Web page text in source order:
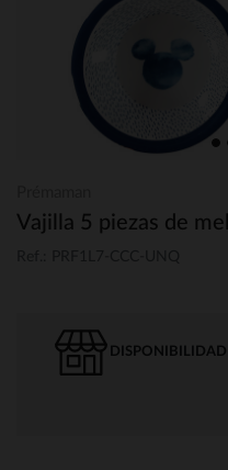
Vajilla 5 piezas de